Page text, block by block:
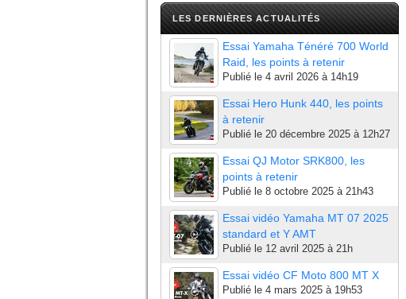
LES DERNIÈRES ACTUALITÉS
Essai Yamaha Ténéré 700 World
Raid, les points à retenir
Publié le 4 avril 2026 à 14h19
Essai Hero Hunk 440, les points
à retenir
Publié le 20 décembre 2025 à 12h27
Essai QJ Motor SRK800, les
points à retenir
Publié le 8 octobre 2025 à 21h43
Essai vidéo Yamaha MT 07 2025
standard et Y AMT
Publié le 12 avril 2025 à 21h
Essai vidéo CF Moto 800 MT X
Publié le 4 mars 2025 à 19h53